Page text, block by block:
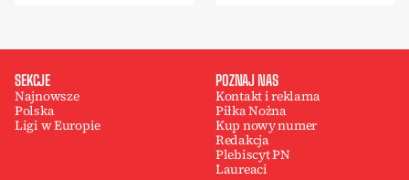
SEKCJE
Najnowsze
Polska
Ligi w Europie
POZNAJ NAS
Kontakt i reklama
Piłka Nożna
Kup nowy numer
Redakcja
Plebiscyt PN
Laureaci